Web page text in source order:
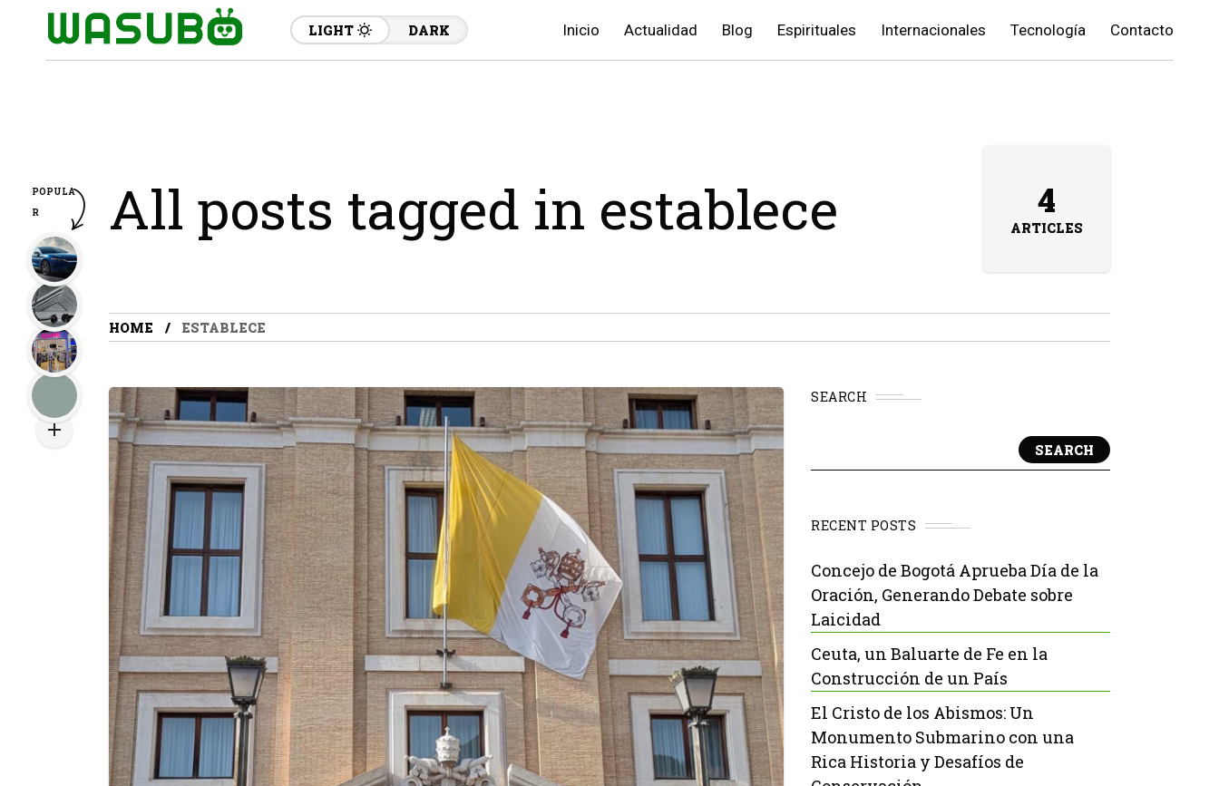
LIGHT DARK Inicio Actualidad Blog Espirituales Internacionales Tecnología Contacto
All posts tagged in establece 4
ARTICLES
HOME ESTABLECE
SEARCH
SEARCH
RECENT POSTS
Concejo de Bogotá Aprueba Día de la
Oración, Generando Debate sobre
Laicidad
Ceuta, un Baluarte de Fe en la
Construcción de un País
El Cristo de los Abismos: Un
Monumento Submarino con una
Rica Historia y Desafíos de
POPULA
R